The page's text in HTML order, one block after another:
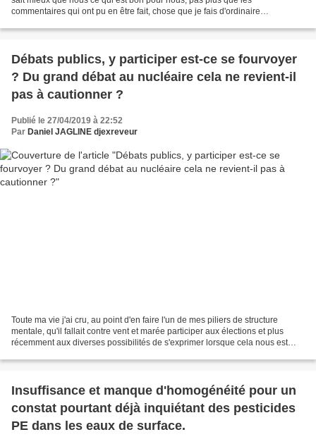
commentaires qui ont pu en être fait, chose que je fais d'ordinaire
Débats publics, y participer est-ce se fourvoyer
? Du grand débat au nucléaire cela ne revient-il
pas à cautionner ?
Publié le 27/04/2019 à 22:52
Par Daniel JAGLINE djexreveur
Toute ma vie j'ai cru, au point d'en faire l'un de mes piliers de structure
mentale, qu'il fallait contre vent et marée participer aux élections et plus
récemment aux diverses possibilités de s'exprimer lorsque cela nous est
Insuffisance et manque d'homogénéité pour un
constat pourtant déjà inquiétant des pesticides
PE dans les eaux de surface.